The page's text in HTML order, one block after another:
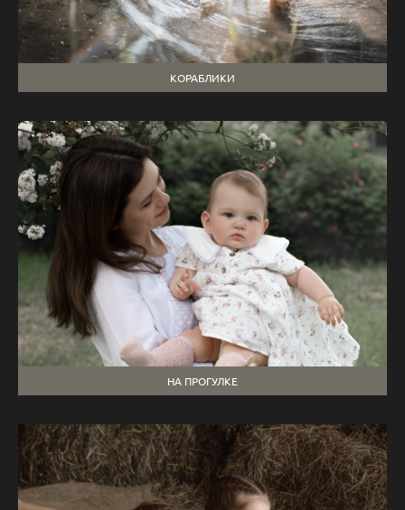
КОРАБЛИКИ
НА ПРОГУЛКЕ